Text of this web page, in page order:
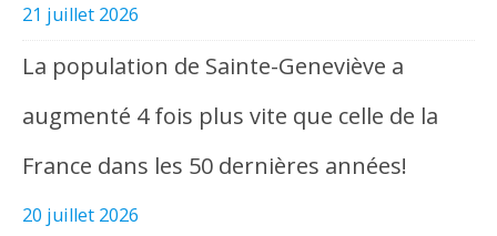
21 juillet 2026
La population de Sainte-Geneviève a
augmenté 4 fois plus vite que celle de la
France dans les 50 dernières années!
20 juillet 2026